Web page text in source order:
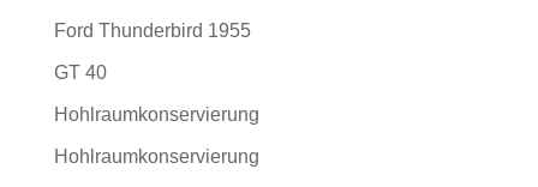
Ford Thunderbird 1955
GT 40
Hohlraumkonservierung
Hohlraumkonservierung